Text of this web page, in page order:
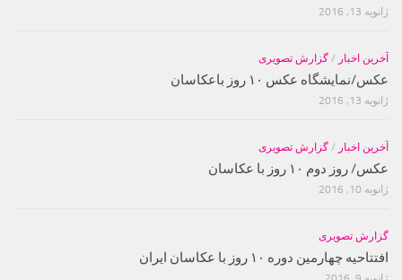
ژانویه 13, 2016
آخرین اخبار / گزارش تصویری
عکس/نمایشگاه عکس ۱۰ روز باعکاسان
ژانویه 13, 2016
آخرین اخبار / گزارش تصویری
عکس/ روز دوم ۱۰ روز با عکاسان
ژانویه 10, 2016
گزارش تصویری
افتتاحیه چهارمین دوره ۱۰ روز با عکاسان ایران